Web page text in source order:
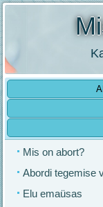
Mis on abort?
Abordi tegemise
Elu emaüsas